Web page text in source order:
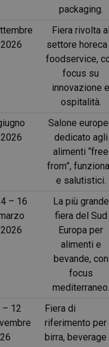
packaging.
2026
Fiera rivolta
settore horeca
foodservice,
focus su
innovazione e
ospitalità.
2026
Salone
dedicato agli
alimenti “free
from”,
e salutistici.
– 16
2026
La più grande
fiera del Sud
Europa per
alimenti e
bevande, con
focus
mediterraneo.
– 12
Fiera di
riferimento per
birra, beverage